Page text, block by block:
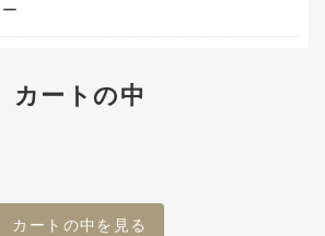
カートの中
カートの中を見る